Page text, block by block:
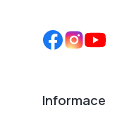
Informace